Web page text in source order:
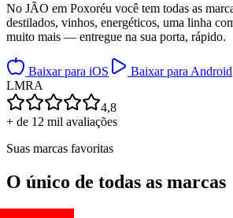
No JÃO em Poxoréu você tem todas as
destilados, vinhos, energéticos, uma linha
muito mais — entregue na sua porta, rápido.
Baixar para iOS
Baixar para Android
LMRA
4,8
+ de 12 mil avaliações
Suas marcas favoritas
O único de todas as marcas